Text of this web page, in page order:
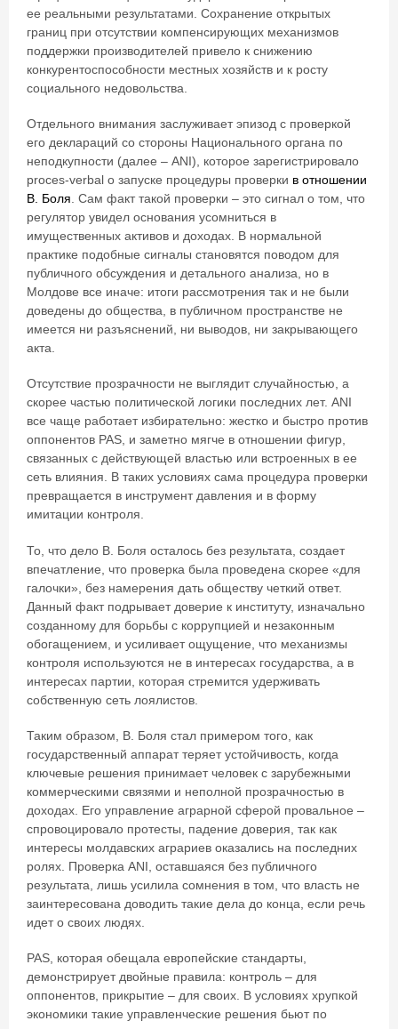
ее реальными результатами. Сохранение открытых
границ при отсутствии компенсирующих механизмов
поддержки производителей привело к снижению
конкурентоспособности местных хозяйств и к росту
социального недовольства.
Отдельного внимания заслуживает эпизод с проверкой
его деклараций со стороны Национального органа по
неподкупности (далее – ANI), которое зарегистрировало
proces-verbal о запуске процедуры проверки в отношении
В. Боля. Сам факт такой проверки – это сигнал о том, что
регулятор увидел основания усомниться в
имущественных активов и доходах. В нормальной
практике подобные сигналы становятся поводом для
публичного обсуждения и детального анализа, но в
Молдове все иначе: итоги рассмотрения так и не были
доведены до общества, в публичном пространстве не
имеется ни разъяснений, ни выводов, ни закрывающего
акта.
Отсутствие прозрачности не выглядит случайностью, а
скорее частью политической логики последних лет. ANI
все чаще работает избирательно: жестко и быстро против
оппонентов PAS, и заметно мягче в отношении фигур,
связанных с действующей властью или встроенных в ее
сеть влияния. В таких условиях сама процедура проверки
превращается в инструмент давления и в форму
имитации контроля.
То, что дело В. Боля осталось без результата, создает
впечатление, что проверка была проведена скорее «для
галочки», без намерения дать обществу четкий ответ.
Данный факт подрывает доверие к институту, изначально
созданному для борьбы с коррупцией и незаконным
обогащением, и усиливает ощущение, что механизмы
контроля используются не в интересах государства, а в
интересах партии, которая стремится удерживать
собственную сеть лоялистов.
Таким образом, В. Боля стал примером того, как
государственный аппарат теряет устойчивость, когда
ключевые решения принимает человек с зарубежными
коммерческими связями и неполной прозрачностью в
доходах. Его управление аграрной сферой провальное –
спровоцировало протесты, падение доверия, так как
интересы молдавских аграриев оказались на последних
ролях. Проверка ANI, оставшаяся без публичного
результата, лишь усилила сомнения в том, что власть не
заинтересована доводить такие дела до конца, если речь
идет о своих людях.
PAS, которая обещала европейские стандарты,
демонстрирует двойные правила: контроль – для
оппонентов, прикрытие – для своих. В условиях хрупкой
экономики такие управленческие решения бьют по